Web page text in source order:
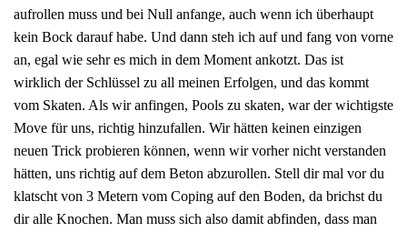
aufrollen muss und bei Null anfange, auch wenn ich überhaupt
kein Bock darauf habe. Und dann steh ich auf und fang von vorne
an, egal wie sehr es mich in dem Moment ankotzt. Das ist
wirklich der Schlüssel zu all meinen Erfolgen, und das kommt
vom Skaten. Als wir anfingen, Pools zu skaten, war der wichtigste
Move für uns, richtig hinzufallen. Wir hätten keinen einzigen
neuen Trick probieren können, wenn wir vorher nicht verstanden
hätten, uns richtig auf dem Beton abzurollen. Stell dir mal vor du
klatscht von 3 Metern vom Coping auf den Boden, da brichst du
dir alle Knochen. Man muss sich also damit abfinden, dass man